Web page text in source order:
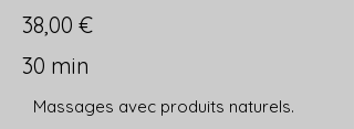
38,00 €
30 min
Massages avec produits naturels.